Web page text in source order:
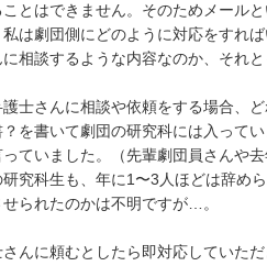
とはできません。そのためメールと
は劇団側にどのように対応をすれ
相談するような内容なのか、それ
士さんに相談や依頼をする場合、
を書いて劇団の研究科には入って
ていました。（先輩劇団員さんや
究科生も、年に1〜3人ほどは辞め
られたのかは不明ですが…。
さんに頼むとしたら即対応していた